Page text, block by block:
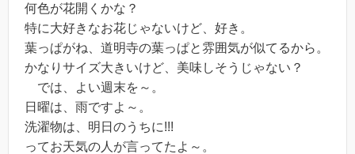
何色が花開くかな？
特に大好きなお花じゃないけど、好き。
葉っぱがね、道明寺の葉っぱと雰囲気が似てるから。
かなりサイズ大きいけど、美味しそうじゃない？
では、よい週末を～。
日曜は、雨ですよ～。
洗濯物は、明日のうちに!!!
ってお天気の人が言ってたよ～。